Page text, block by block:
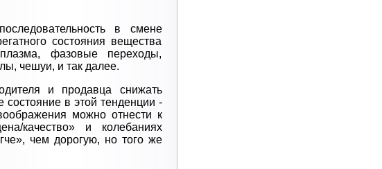
в смене
состояния вещества
фазовые переходы,
чешуи, и так далее.
и продавца снижать
состояние в этой тенденции -
можно отнести к
качество» и колебаниях
чем дорогую, но того же